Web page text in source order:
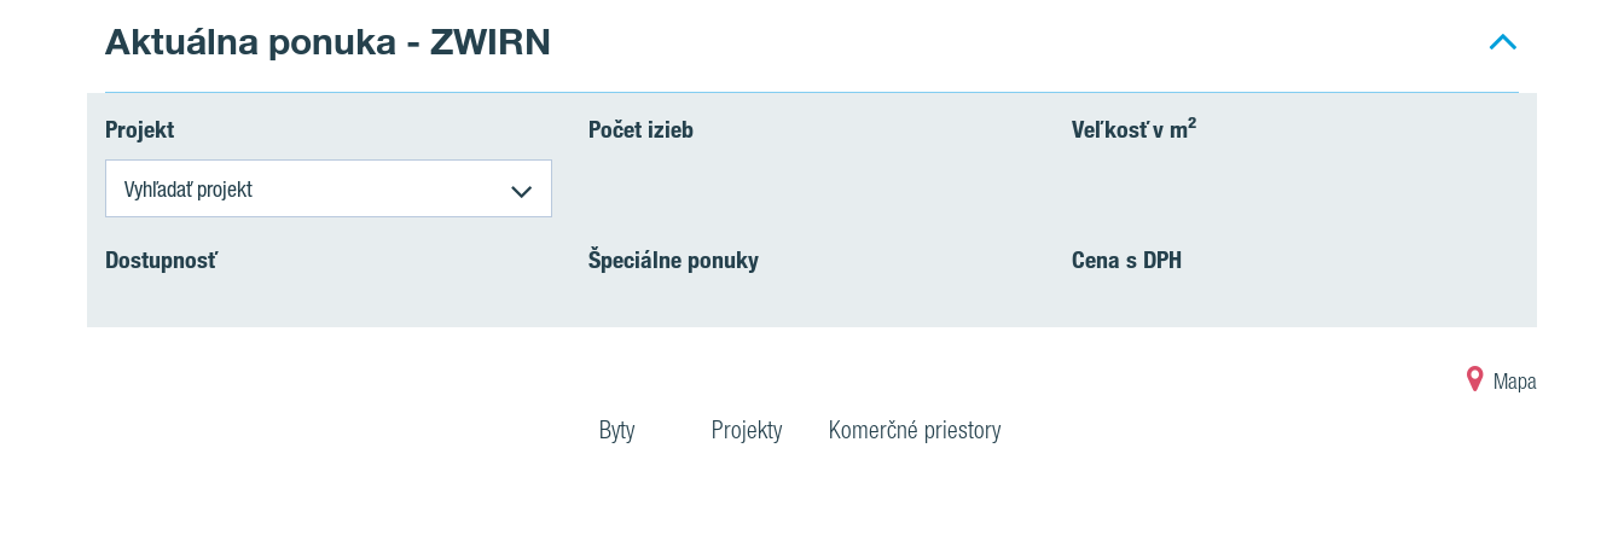
Aktuálna ponuka - ZWIRN
Projekt
Vyhľadať projekt
Počet izieb Veľkosť v m²
Dostupnosť Špeciálne ponuky Cena s DPH
Mapa
Byty Projekty Komerčné priestory